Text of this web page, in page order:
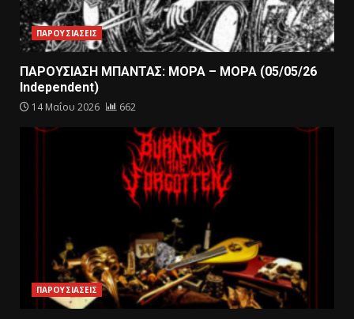
ΠΑΡΟΥΣΙΑΣΕΙΣ
ΠΑΡΟΥΣΙΑΣΗ ΜΠΑΝΤΑΣ: ΜΟΡΑ – ΜΟΡΑ (05/05/26
Independent)
14 Μαΐου 2026 662
ΠΑΡΟΥΣΙΑΣΕΙΣ